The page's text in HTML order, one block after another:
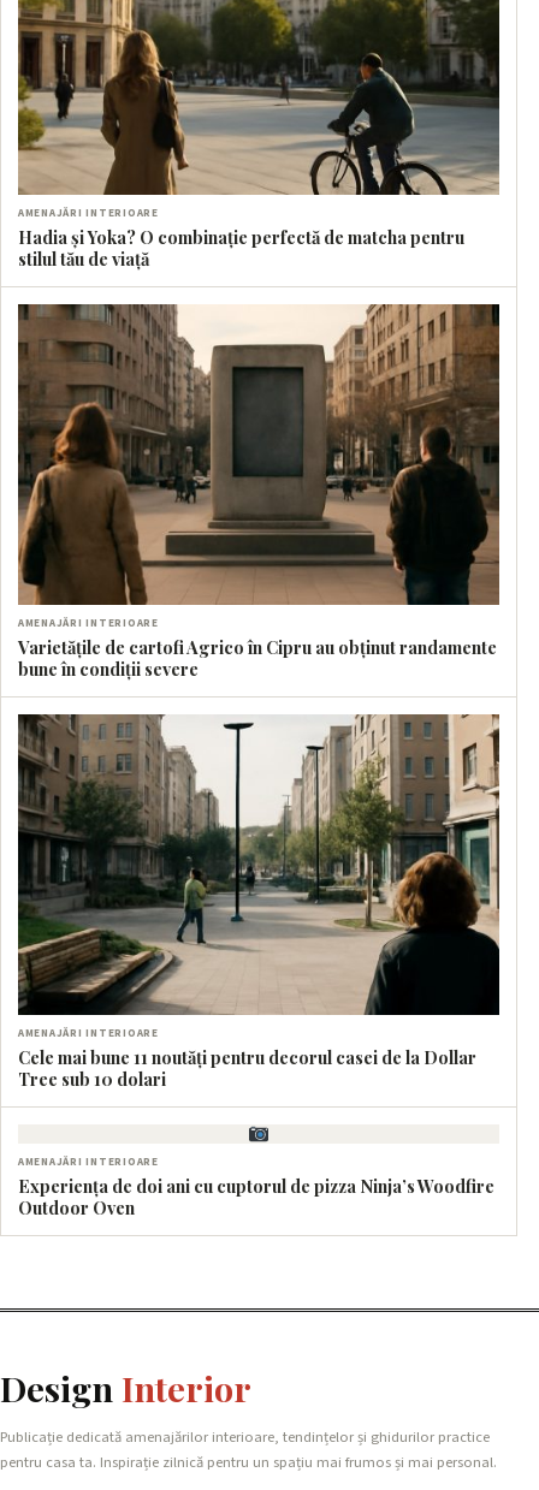
AMENAJĂRI INTERIOARE
Hadia și Yoka? O combinație perfectă de matcha pentru
stilul tău de viață
AMENAJĂRI INTERIOARE
Varietățile de cartofi Agrico în Cipru au obținut randamente
bune în condiții severe
AMENAJĂRI INTERIOARE
Cele mai bune 11 noutăți pentru decorul casei de la Dollar
Tree sub 10 dolari
AMENAJĂRI INTERIOARE
Experiența de doi ani cu cuptorul de pizza Ninja’s Woodfire
Outdoor Oven
Design Interior
Publicație dedicată amenajărilor interioare, tendințelor și ghidurilor practice
pentru casa ta. Inspirație zilnică pentru un spațiu mai frumos și mai personal.